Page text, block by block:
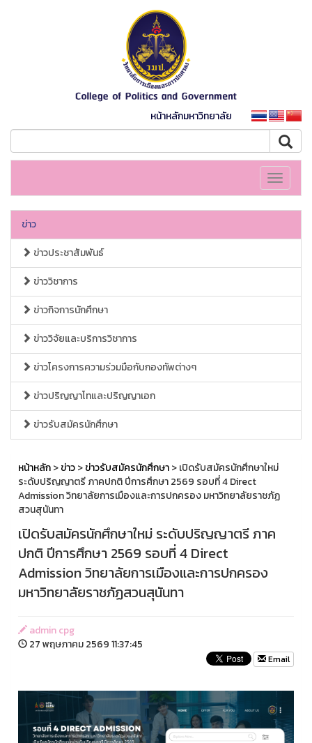
หน้าหลักมหาวิทยาลัย
Toggle
ข่าว
ข่าวประชาสัมพันธ์
ข่าววิชาการ
ข่าวกิจการนักศึกษา
ข่าววิจัยและบริการวิชาการ
ข่าวโครงการความร่วมมือกับกองทัพต่างๆ
ข่าวปริญญาโทและปริญญาเอก
ข่าวรับสมัครนักศึกษา
หน้าหลัก>ข่าว>ข่าวรับสมัครนักศึกษา> เปิดรับสมัครนักศึกษาใหม่
ระดับปริญญาตรี ภาคปกติ ปีการศึกษา 2569 รอบที่ 4 Direct
Admission วิทยาลัยการเมืองและการปกครอง มหาวิทยาลัยราชภัฏ
สวนสุนันทา
เปิดรับสมัครนักศึกษาใหม่ ระดับปริญญาตรี ภาค
ปกติ ปีการศึกษา 2569 รอบที่ 4 Direct
Admission วิทยาลัยการเมืองและการปกครอง
มหาวิทยาลัยราชภัฏสวนสุนันทา
admin cpg
27 พฤษภาคม 2569 11:37:45
Email